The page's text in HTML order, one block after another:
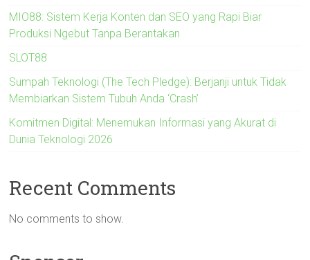
MIO88: Sistem Kerja Konten dan SEO yang Rapi Biar
Produksi Ngebut Tanpa Berantakan
SLOT88
Sumpah Teknologi (The Tech Pledge): Berjanji untuk Tidak
Membiarkan Sistem Tubuh Anda ‘Crash’
Komitmen Digital: Menemukan Informasi yang Akurat di
Dunia Teknologi 2026
Recent Comments
No comments to show.